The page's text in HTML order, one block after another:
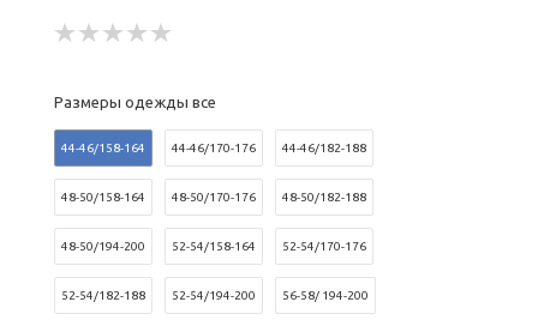
Размеры одежды все
44-46/158-164 44-46/170-176 44-46/182-188
48-50/158-164 48-50/170-176 48-50/182-188
48-50/194-200 52-54/158-164 52-54/170-176
52-54/182-188 52-54/194-200 56-58/ 194-200